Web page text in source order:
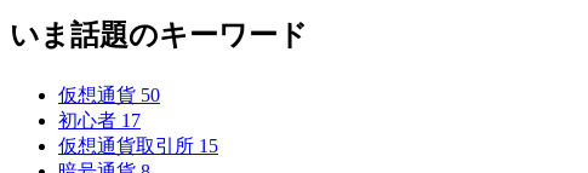
いま話題のキーワード
仮想通貨 50
初心者 17
仮想通貨取引所 15